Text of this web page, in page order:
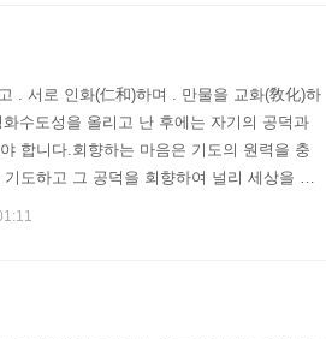
. 서로 인화(仁和)하며 . 만물을 교화(敎化)하
수도성을 올리고 난 후에는 자기의 공덕과
합니다.회향하는 마음은 기도의 원력을 충
도하고 그 공덕을 회향하여 널리 세상을 이
이 올바르게 이루어질때에 사회를 정화하고